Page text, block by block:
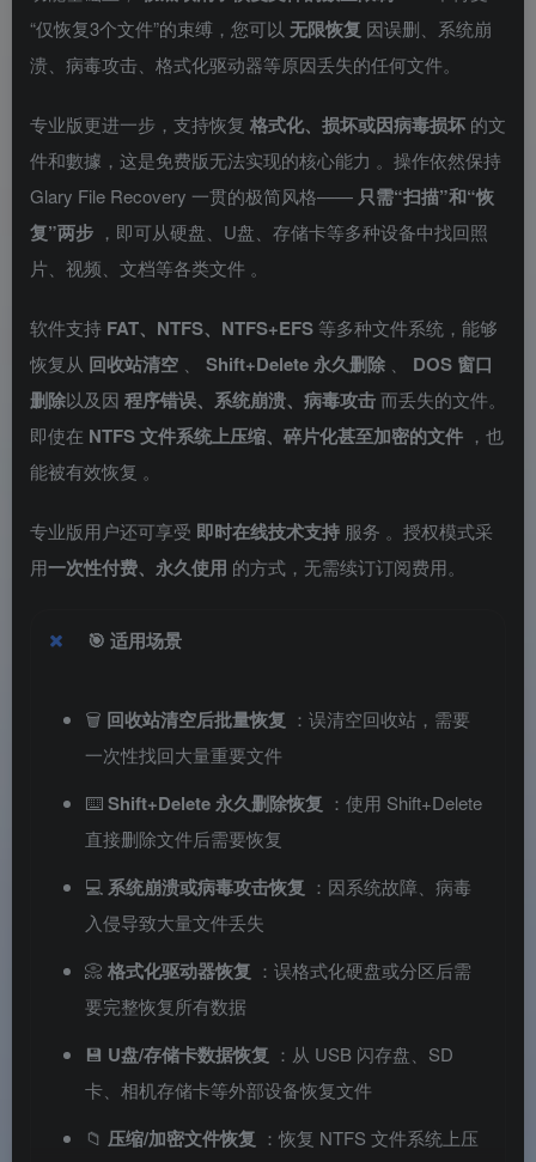
“仅恢复3个文件”的束缚，您可以 无限恢复 因误删、系统崩
溃、病毒攻击、格式化驱动器等原因丢失的任何文件。
专业版更进一步，支持恢复 格式化、损坏或因病毒损坏 的文
件和數據，这是免费版无法实现的核心能力 。操作依然保持
Glary File Recovery 一贯的极简风格—— 只需“扫描”和“恢
复”两步 ，即可从硬盘、U盘、存储卡等多种设备中找回照
片、视频、文档等各类文件 。
软件支持 FAT、NTFS、NTFS+EFS等多种文件系统，能够
恢复从 回收站清空 、 Shift+Delete 永久删除 、 DOS 窗口
删除以及因 程序错误、系统崩溃、病毒攻击而丢失的文件。
即使在 NTFS 文件系统上压缩、碎片化甚至加密的文件 ，也
能被有效恢复 。
专业版用户还可享受 即时在线技术支持 服务 。授权模式采
用一次性付费、永久使用 的方式，无需续订订阅费用。
🎯 适用场景
🗑️ 回收站清空后批量恢复 ：误清空回收站，需要
一次性找回大量重要文件
⌨️Shift+Delete 永久删除恢复 ：使用 Shift+Delete
直接删除文件后需要恢复
💻 系统崩溃或病毒攻击恢复 ：因系统故障、病毒
入侵导致大量文件丢失
📀 格式化驱动器恢复 ：误格式化硬盘或分区后需
要完整恢复所有数据
💾 U盘/存储卡数据恢复 ：从 USB 闪存盘、SD
卡、相机存储卡等外部设备恢复文件
📁 压缩/加密文件恢复 ：恢复 NTFS 文件系统上压